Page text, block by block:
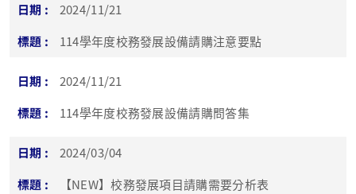
2024/11/21
114學年度校務發展設備請購注意要點
2024/11/21
114學年度校務發展設備請購問答集
2024/03/04
【NEW】校務發展項目請購需要分析表